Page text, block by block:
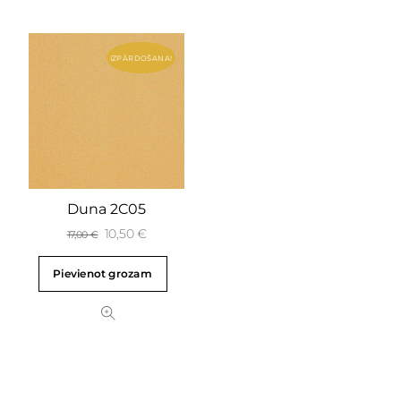
IZPĀRDOŠANA!
Duna 2C05
17,00€ 10,50€
Pievienot grozam